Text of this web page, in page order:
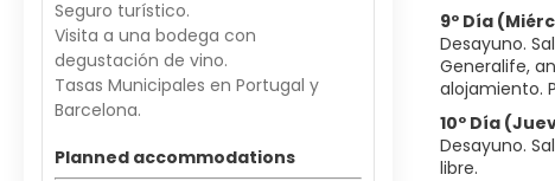
9º Día
Desayuno.
Generalife,
alojamiento.
10º Día
Desayuno.
libre.
Seguro turístico.
Visita a una bodega con
degustación de vino.
Tasas Municipales en Portugal y
Barcelona.
Planned accommodations